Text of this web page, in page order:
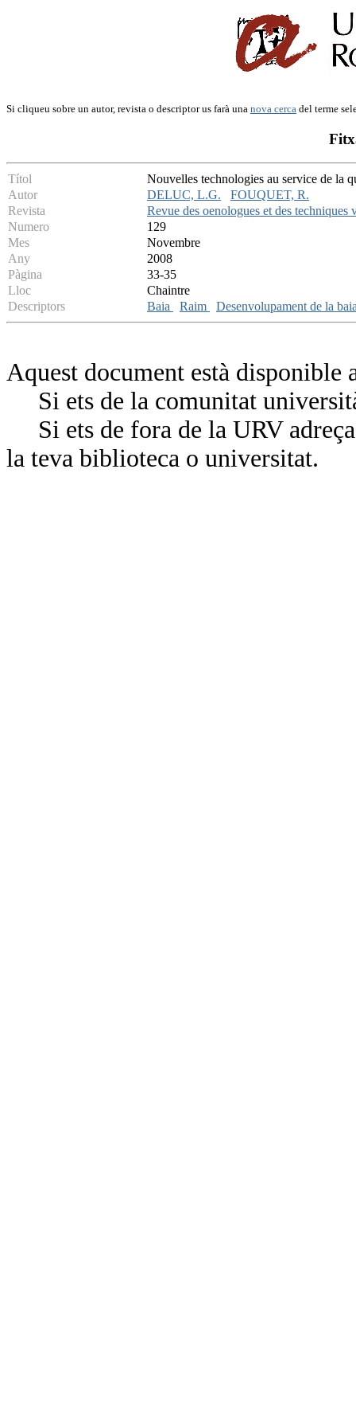
Si cliqueu sobre un autor, revista o descriptor us farà una nova cerca del terme
Títol
Nouvelles technologies au service de la
Autor
DELUC, L.G.
FOUQUET, R.
Revista
Revue des oenologues et des
Numero
129
Mes
Novembre
Any
2008
Pàgina
33-35
Lloc
Chaintre
Descriptors
Baia Raim Desenvolupament de la
Aquest document està
Si ets de la comunitat
Si ets de fora de la URV
la teva biblioteca o universitat.